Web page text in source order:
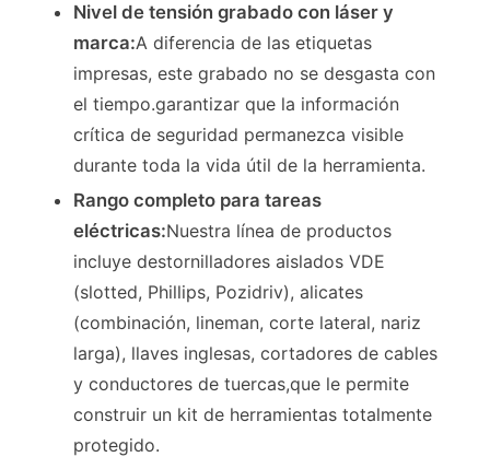
Videos
Sobre nosotros
Visita a la fábrica
Control de Calidad
Contacto
noticias
Solicitar una cotización
Nivel de tensión grabado con láser y
marca:A diferencia de las etiquetas
impresas, este grabado no se desgasta con
el tiempo.garantizar que la información
crítica de seguridad permanezca visible
durante toda la vida útil de la herramienta.
Rango completo para tareas
eléctricas:Nuestra línea de productos
incluye destornilladores aislados VDE
(slotted, Phillips, Pozidriv), alicates
(combinación, lineman, corte lateral, nariz
larga), llaves inglesas, cortadores de cables
y conductores de tuercas,que le permite
construir un kit de herramientas totalmente
protegido.